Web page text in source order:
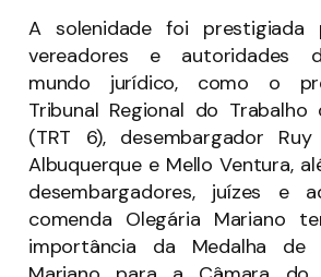
A solenidade foi prestigiada
vereadores e autoridades
mundo jurídico, como o
Tribunal Regional do
(TRT 6), desembargador
Albuquerque e Mello Ventura,
desembargadores, juízes e
comenda Olegária Mariano
importância da Medalha de